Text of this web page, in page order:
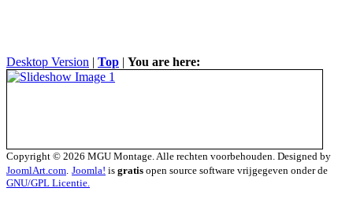
Desktop Version | Top | You are here:
Copyright © 2026 MGU Montage. Alle rechten voorbehouden. Designed by
JoomlArt.com Joomla! is gratis open source software vrijgegeven onder de
GNU/GPL Licentie.